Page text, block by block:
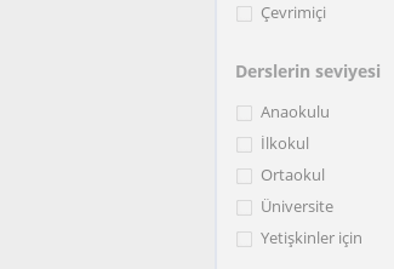
Çevrimiçi
Derslerin seviyesi
Anaokulu
İlkokul
Ortaokul
Üniversite
Yetişkinler için